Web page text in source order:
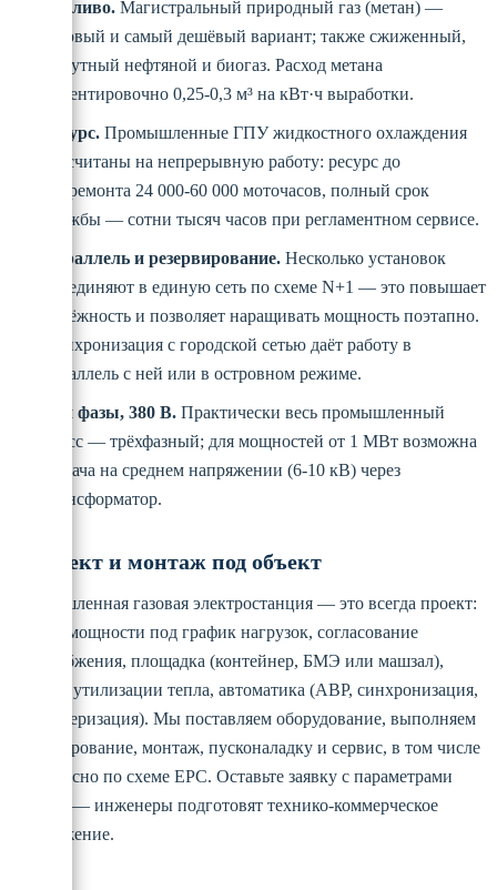
Топливо. Магистральный природный газ (метан) —
базовый и самый дешёвый вариант; также сжиженный,
попутный нефтяной и биогаз. Расход метана
ориентировочно 0,25-0,3 м³ на кВт·ч выработки.
Ресурс. Промышленные ГПУ жидкостного охлаждения
рассчитаны на непрерывную работу: ресурс до
капремонта 24 000-60 000 моточасов, полный срок
службы — сотни тысяч часов при регламентном сервисе.
Параллель и резервирование. Несколько установок
объединяют в единую сеть по схеме N+1 — это повышает
надёжность и позволяет наращивать мощность поэтапно.
Синхронизация с городской сетью даёт работу в
параллель с ней или в островном режиме.
Три фазы, 380 В. Практически весь промышленный
класс — трёхфазный; для мощностей от 1 МВт возможна
выдача на среднем напряжении (6-10 кВ) через
трансформатор.
Проект и монтаж под объект
Промышленная газовая электростанция — это всегда проект:
подбор мощности под график нагрузок, согласование
газоснабжения, площадка (контейнер, БМЭ или машзал),
система утилизации тепла, автоматика (АВР, синхронизация,
диспетчеризация). Мы поставляем оборудование, выполняем
проектирование, монтаж, пусконаладку и сервис, в том числе
комплексно по схеме EPC. Оставьте заявку с параметрами
объекта — инженеры подготовят технико-коммерческое
предложение.